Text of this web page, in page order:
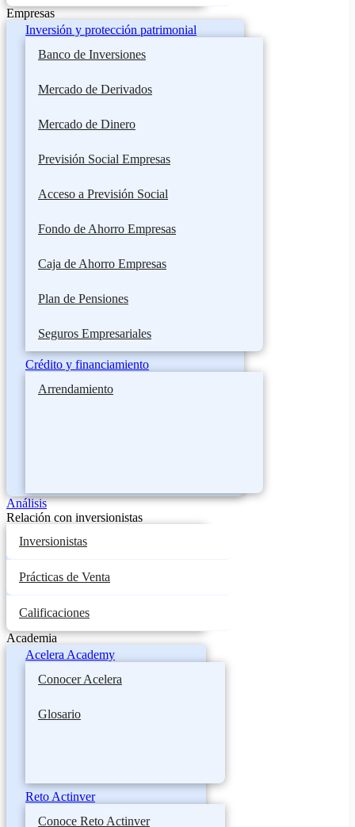
Empresas
Inversión y protección patrimonial
Banco de Inversiones
Mercado de Derivados
Mercado de Dinero
Previsión Social Empresas
Acceso a Previsión Social
Fondo de Ahorro Empresas
Caja de Ahorro Empresas
Plan de Pensiones
Seguros Empresariales
Crédito y financiamiento
Arrendamiento
Análisis
Relación con inversionistas
Inversionistas
Prácticas de Venta
Calificaciones
Academia
Acelera Academy
Conocer Acelera
Glosario
Reto Actinver
Conoce Reto Actinver